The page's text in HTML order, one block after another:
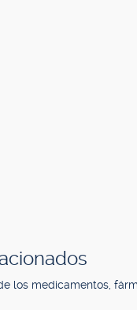
los medicamentos,